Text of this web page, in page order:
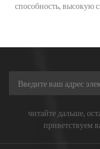
способность, высокую
читайте дальше,
приветствуем